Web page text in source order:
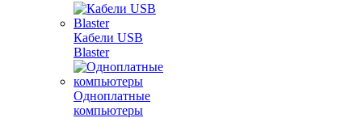
Кабели USB
Blaster
Одноплатные
компьютеры